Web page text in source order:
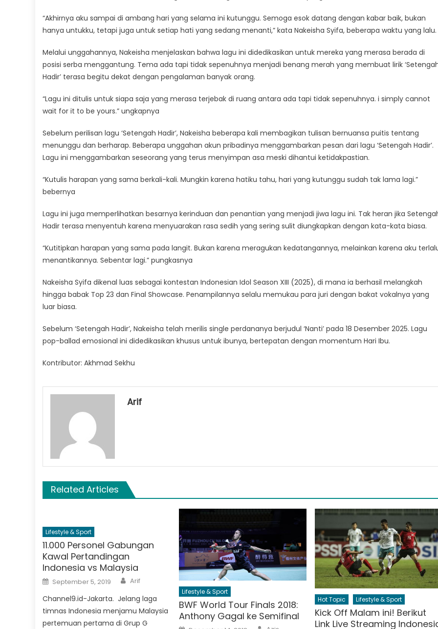
“Akhirnya aku sampai di ambang hari yang selama ini kutunggu. Semoga esok datang dengan kabar baik, bukan
hanya untukku, tetapi juga untuk setiap hati yang sedang menanti,” kata Nakeisha Syifa, beberapa waktu yang lalu.
Melalui unggahannya, Nakeisha menjelaskan bahwa lagu ini didedikasikan untuk mereka yang merasa berada di
posisi serba menggantung. Tema ada tapi tidak sepenuhnya menjadi benang merah yang membuat lirik
Hadir’ terasa begitu dekat dengan pengalaman banyak orang.
“Lagu ini ditulis untuk siapa saja yang merasa terjebak di ruang antara ada tapi tidak sepenuhnya. i simply cannot
wait for it to be yours.” ungkapnya
Sebelum perilisan lagu ‘Setengah Hadir’, Nakeisha beberapa kali membagikan tulisan bernuansa puitis tentang
menunggu dan berharap. Beberapa unggahan akun pribadinya menggambarkan pesan dari lagu ‘Setengah Hadir’.
Lagu ini menggambarkan seseorang yang terus menyimpan asa meski dihantui ketidakpastian.
“Kutulis harapan yang sama berkali-kali. Mungkin karena hatiku tahu, hari yang kutunggu sudah tak lama lagi.”
bebernya
Lagu ini juga memperlihatkan besarnya kerinduan dan penantian yang menjadi jiwa lagu ini. Tak heran jika
Hadir terasa menyentuh karena menyuarakan rasa sedih yang sering sulit diungkapkan dengan kata-kata biasa.
“Kutitipkan harapan yang sama pada langit. Bukan karena meragukan kedatangannya, melainkan karena aku
menantikannya. Sebentar lagi.” pungkasnya
Nakeisha Syifa dikenal luas sebagai kontestan Indonesian Idol Season XIII (2025), di mana ia berhasil melangkah
hingga babak Top 23 dan Final Showcase. Penampilannya selalu memukau para juri dengan bakat vokalnya yang
luar biasa.
Sebelum ‘Setengah Hadir’, Nakeisha telah merilis single perdananya berjudul ‘Nanti’ pada 18 Desember 2025. Lagu
pop-ballad emosional ini didedikasikan khusus untuk ibunya, bertepatan dengan momentum Hari Ibu.
Kontributor: Akhmad Sekhu
Arif
Related Articles
Lifestyle & Sport
11.000 Personel Gabungan
Kawal Pertandingan
Indonesia vs Malaysia
Posted
on
September 5, 2019 Author
Arif
Channel9.id-Jakarta. Jelang laga
timnas Indonesia menjamu Malaysia
pertemuan pertama di Grup G
Lifestyle & Sport
BWF World Tour Finals 2018:
Anthony Gagal ke Semifinal
Author
Hot Topic Lifestyle & Sport
Kick Off Malam ini! Berikut
Link Live Streaming